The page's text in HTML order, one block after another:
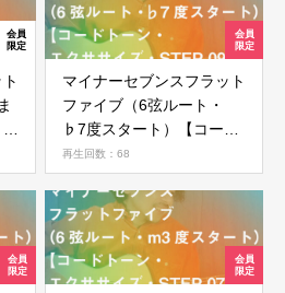
マイナーセブンスフラット
ファイブ（6弦ルート・
♭7度スタート）【コード
トーン・エクササイズ・
STEP 09】
再生回数：68